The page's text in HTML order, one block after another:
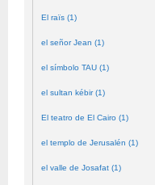
El raïs (1)
el señor Jean (1)
el símbolo TAU (1)
el sultan kébir (1)
El teatro de El Cairo (1)
el templo de Jerusalén (1)
el valle de Josafat (1)